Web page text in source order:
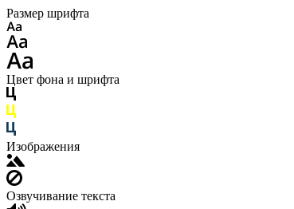
Размер шрифта
Цвет фона и шрифта
Изображения
Озвучивание текста